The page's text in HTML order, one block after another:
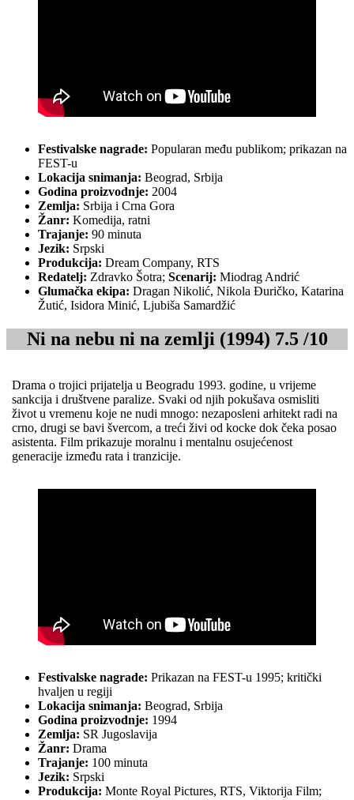
Festivalske nagrade: Popularan među publikom; prikazan na
FEST-u
Lokacija snimanja: Beograd, Srbija
Godina proizvodnje: 2004
Zemlja: Srbija i Crna Gora
Žanr: Komedija, ratni
Trajanje: 90 minuta
Jezik: Srpski
Produkcija: Dream Company, RTS
Redatelj: Zdravko Šotra; Scenarij: Miodrag Andrić
Glumačka ekipa: Dragan Nikolić, Nikola Đuričko, Katarina
Žutić, Isidora Minić, Ljubiša Samardžić
Ni na nebu ni na zemlji (1994) 7.5 /10
Drama o trojici prijatelja u Beogradu 1993. godine, u vrijeme
sankcija i društvene paralize. Svaki od njih pokušava osmisliti
život u vremenu koje ne nudi mnogo: nezaposleni arhitekt radi na
crno, drugi se bavi švercom, a treći živi od kocke dok čeka posao
asistenta. Film prikazuje moralnu i mentalnu osujećenost
generacije između rata i tranzicije.
Festivalske nagrade: Prikazan na FEST-u 1995; kritički
hvaljen u regiji
Lokacija snimanja: Beograd, Srbija
Godina proizvodnje: 1994
Zemlja: SR Jugoslavija
Žanr: Drama
Trajanje: 100 minuta
Jezik: Srpski
Produkcija: Monte Royal Pictures, RTS, Viktorija Film;